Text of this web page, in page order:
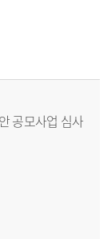
공모사업 심사